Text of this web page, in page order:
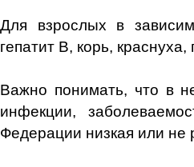
Для взрослых в
гепатит В, корь,
Важно понимать, что в
инфекции,
Федерации низкая или не